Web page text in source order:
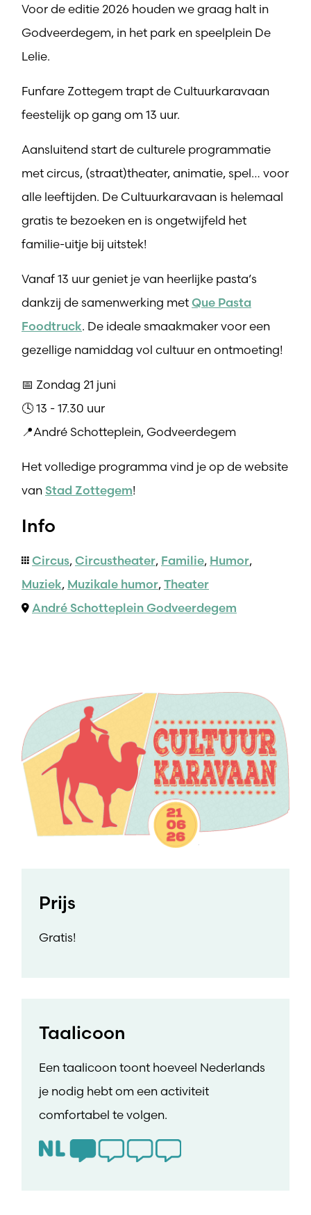
Voor de editie 2026 houden we graag halt in
Godveerdegem, in het park en speelplein De
Lelie.
Funfare Zottegem trapt de Cultuurkaravaan
feestelijk op gang om 13 uur.
Aansluitend start de culturele programmatie
met circus, (straat)theater, animatie, spel… voor
alle leeftijden. De Cultuurkaravaan is helemaal
gratis te bezoeken en is ongetwijfeld het
familie-uitje bij uitstek!
Vanaf 13 uur geniet je van heerlijke pasta’s
dankzij de samenwerking metQue Pasta
Foodtruck. De ideale smaakmaker voor een
gezellige namiddag vol cultuur en ontmoeting!
📅 Zondag 21 juni
🕓 13 - 17.30 uur
📍André Schotteplein, Godveerdegem
Het volledige programma vind je op de website
van Stad Zottegem!
Info
Circus,Circustheater, Familie, Humor,
Muziek, Muzikale humor,Theater
André Schotteplein Godveerdegem
Prijs
Gratis!
Taalicoon
Een taalicoon toont hoeveel Nederlands
je nodig hebt om een activiteit
comfortabel te volgen.